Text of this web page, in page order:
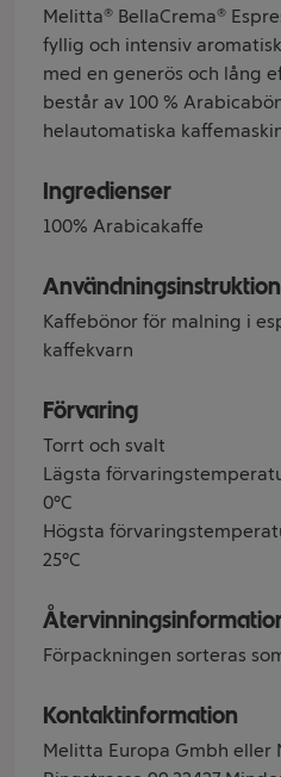
Melitta® BellaCrema®
fyllig och intensiv
med en generös och lång
består av 100 %
helautomatiska
Ingredienser
100% Arabicakaffe
Kaffebönor för malning i
kaffekvarn
Förvaring
Torrt och svalt
Lägsta
0°C
Högsta
25°C
Förpackningen sorteras
Kontaktinformation
Melitta Europa Gmbh eller